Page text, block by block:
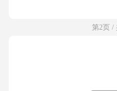
第2页 /